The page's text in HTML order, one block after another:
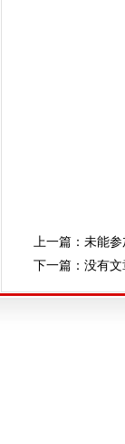
上一篇： 未能参
下一篇：没有文